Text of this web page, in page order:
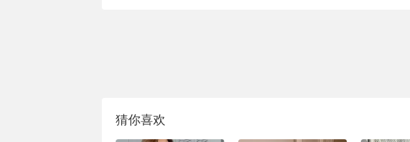
猜你喜欢